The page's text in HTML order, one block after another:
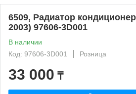
6509, Радиатор
2003) 97606-3D001
В наличии
Код: 97606-3D001
Розница
33 000 ₸